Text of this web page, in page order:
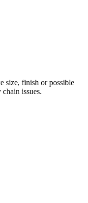
size, finish or possible
issues.